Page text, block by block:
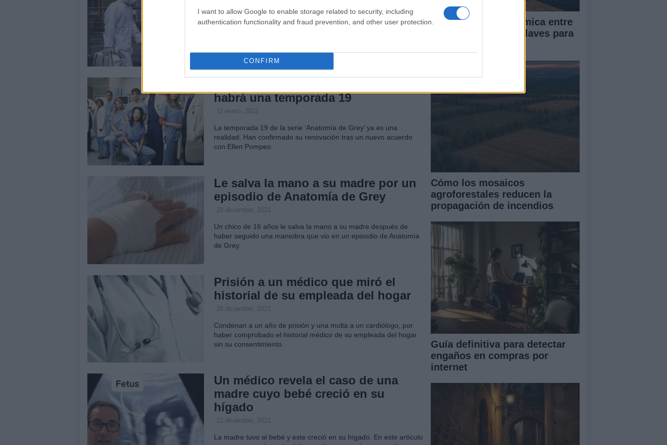
I want to allow Google to enable storage related to security, including
authentication functionality and fraud prevention, and other user protection.
CONFIRM
covid
20 enero, 2022
el coronavirus, con una bonificación de 1.000 euros libres de
impuestos este año.
habrá una temporada 19
11 enero, 2022
La temporada 19 de la serie ‘Anatomía de Grey’ ya es una
realidad. Han confirmado su renovación tras un nuevo acuerdo
con Ellen Pompeo.
Le salva la mano a su madre por un
episodio de Anatomía de Grey
28 diciembre, 2021
Un chico de 16 años le salva la mano a su madre después de
haber seguido una maniobra que vio en un episodio de Anatomía
de Grey.
Prisión a un médico que miró el
historial de su empleada del hogar
28 diciembre, 2021
Condenan a un año de prisión y una multa a un cardiólogo, por
haber comprobado el historial médico de su empleada del hogar
sin su consentimiento.
Un médico revela el caso de una
madre cuyo bebé creció en su
hígado
22 diciembre, 2021
La madre tuvo al bebé y este creció en su hígado. En este artículo
Comparativa económica entre
Ceuta y Gibraltar: Claves para
Cómo los mosaicos
agroforestales reducen la
propagación de incendios
Guía definitiva para detectar
engaños en compras por
internet